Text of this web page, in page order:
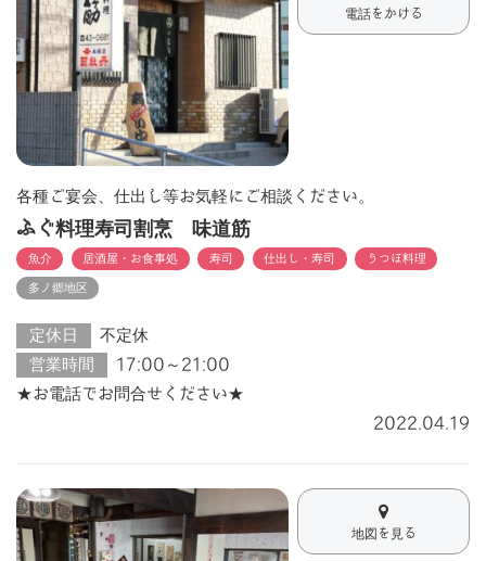
電話をかける
各種ご宴会、仕出し等お気軽にご相談ください。
ふぐ料理寿司割烹 味道筋
魚介 居酒屋・お食事処 寿司 仕出し・寿司 うつぼ料理
多ノ郷地区
定休日
不定休
営業時間
17:00～21:00
★お電話でお問合せください★
2022.04.19
地図を見る